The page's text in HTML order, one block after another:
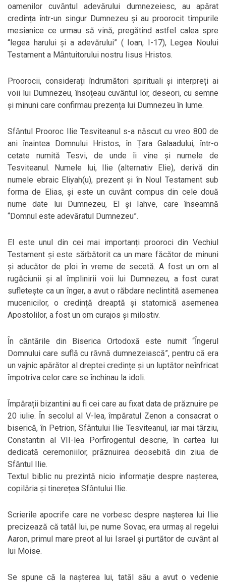
oamenilor cuvȃntul adevărului dumnezeiesc, au apărat
credința într-un singur Dumnezeu și au proorocit timpurile
mesianice ce urmau să vină, pregătind astfel calea spre
“legea harului și a adevărului” ( Ioan, I-17), Legea Noului
Testament a Mȃntuitorului nostru Iisus Hristos.
Proorocii, considerați ȋndrumători spirituali și interpreți ai
voii lui Dumnezeu, ȋnsoțeau cuvȃntul lor, deseori, cu semne
și minuni care confirmau prezența lui Dumnezeu ȋn lume.
Sfȃntul Prooroc Ilie Tesviteanul s-a născut cu vreo 800 de
ani ȋnaintea Domnului Hristos, în Țara Galaadului, ȋntr-o
cetate numită Tesvi, de unde îi vine și numele de
Tesviteanul. Numele lui, Ilie (alternativ Elie), derivă din
numele ebraic Eliyah(u), prezent și ȋn Noul Testament sub
forma de Elias, și este un cuvȃnt compus din cele două
nume date lui Dumnezeu, El și Iahve, care ȋnseamnă
“Domnul este adevăratul Dumnezeu”.
El este unul din cei mai importanți prooroci din Vechiul
Testament și este sărbătorit ca un mare făcător de minuni
și aducător de ploi ȋn vreme de secetă. A fost un om al
rugăciunii și al ȋmplinirii voii lui Dumnezeu, a fost curat
sufletește ca un ȋnger, a avut o răbdare neclintită asemenea
mucenicilor, o credință dreaptă și statornică asemenea
Apostolilor, a fost un om curajos și milostiv.
Ȋn cȃntările din Biserica Ortodoxă este numit “Ȋngerul
Domnului care suflă cu rȃvnă dumnezeiască”, pentru că era
un vajnic apărător al dreptei credințe și un luptător neȋnfricat
ȋmpotriva celor care se ȋnchinau la idoli.
Ȋmpărații bizantini au fi cei care au fixat data de prăznuire pe
20 iulie. Ȋn secolul al V-lea, ȋmpăratul Zenon a consacrat o
biserică, ȋn Petrion, Sfȃntului Ilie Tesviteanul, iar mai tȃrziu,
Constantin al VII-lea Porfirogentul descrie, ȋn cartea lui
dedicată ceremoniilor, prăznuirea deosebită din ziua de
Sfȃntul Ilie.
Textul biblic nu prezintă nicio informație despre nașterea,
copilăria și tinerețea Sfȃntului Ilie.
Scrierile apocrife care ne vorbesc despre nașterea lui Ilie
precizează că tatăl lui, pe nume Sovac, era urmaș al regelui
Aaron, primul mare preot al lui Israel și purtător de cuvȃnt al
lui Moise.
Se spune că la nașterea lui, tatăl său a avut o vedenie